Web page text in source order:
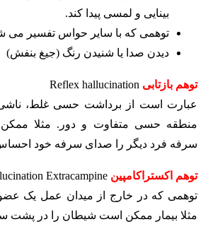
بینایی و لمسی پیدا کند.
توهمی که با سایر حواس تفسیر می
دیدن صدا یا شنیدن رنگ (جیغ بنفش)
توهم بازتابی
عبارت است از برداشت حسی غلط،
منطقه حسی متفاوت و دور. مثلا
سرفه فرد دیگر را صدای سرفه خود
توهم اکستراکامپین
توهمی که در خارج از میدان عمل یک
مثلا بیمار ممکن است شیطان را در پشت